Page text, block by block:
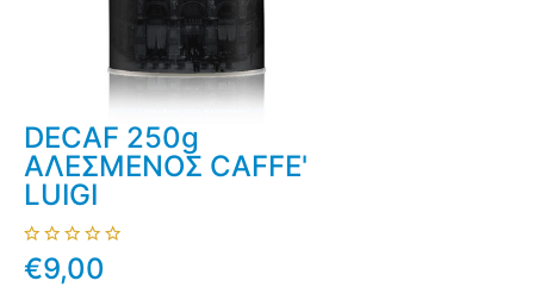
DECAF 250g
ΑΛΕΣΜΕΝΟΣ CAFFE'
LUIGI
€9,00